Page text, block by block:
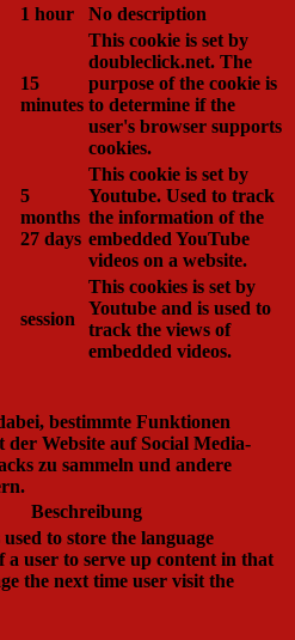
1 hour No description
15
minutes
This cookie is set by
doubleclick.net. The
purpose of the cookie is
to determine if the
user's browser supports
cookies.
5
months
27 days
This cookie is set by
Youtube. Used to track
the information of the
embedded YouTube
videos on a website.
session
This cookies is set by
Youtube and is used to
track the views of
embedded videos.
bestimmte Funktionen
Website auf Social Media-
zu sammeln und andere
Beschreibung
to store the language
a user to serve up content in that
the next time user visit the